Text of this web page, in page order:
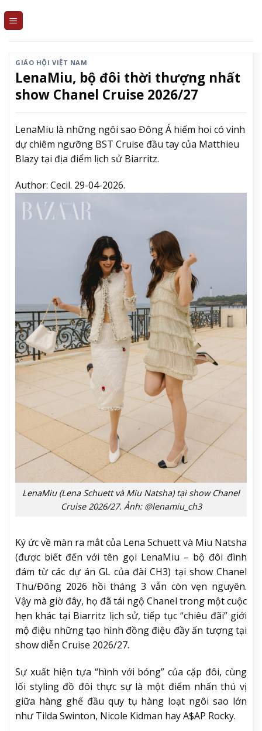
GIÁO HỘI VIỆT NAM
LenaMiu, bộ đôi thời thượng nhất
show Chanel Cruise 2026/27
LenaMiu là những ngôi sao Đông Á hiếm hoi có vinh
dự chiêm ngưỡng BST Cruise đầu tay của Matthieu
Blazy tại địa điểm lịch sử Biarritz.
Author: Cecil. 29-04-2026.
LenaMiu (Lena Schuett và Miu Natsha) tại show Chanel
Cruise 2026/27. Ảnh: @lenamiu_ch3
Ký ức về màn ra mắt của Lena Schuett và Miu Natsha
(được biết đến với tên gọi LenaMiu – bộ đôi đình
đám từ các dự án GL của đài CH3) tại show Chanel
Thu/Đông 2026 hồi tháng 3 vẫn còn vẹn nguyên.
Vậy mà giờ đây, họ đã tái ngộ Chanel trong một cuộc
hẹn khác tại Biarritz lịch sử, tiếp tục “chiêu đãi” giới
mộ điệu những tạo hình đồng điệu đầy ấn tượng tại
show diễn Cruise 2026/27.
Sự xuất hiện tựa “hình với bóng” của cặp đôi, cùng
lối styling đồ đôi thực sự là một điểm nhấn thú vị
giữa hàng ghế đầu quy tụ hàng loạt ngôi sao lớn
như Tilda Swinton, Nicole Kidman hay A$AP Rocky.